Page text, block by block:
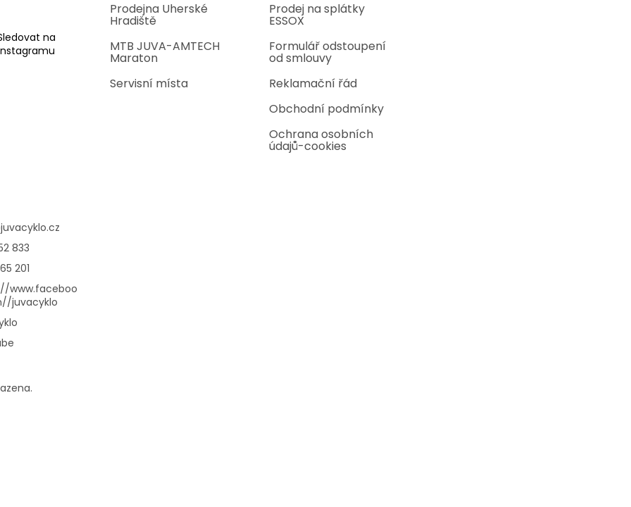
na
Prodejna Uherské
Hradiště
MTB JUVA-AMTECH
Maraton
Servisní místa
Prodej na splátky
ESSOX
Formulář odstoupení
od smlouvy
Reklamační řád
Obchodní podmínky
Ochrana osobních
údajů-cookies
juvacyklo.cz
833
201
www.faceboo
juvacyklo